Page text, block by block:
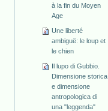
à la fin du Moyen
Age
Une liberté
ambiguë: le loup et
le chien
Il lupo di Gubbio.
Dimensione storica
e dimensione
antropologica di
una "leggenda"